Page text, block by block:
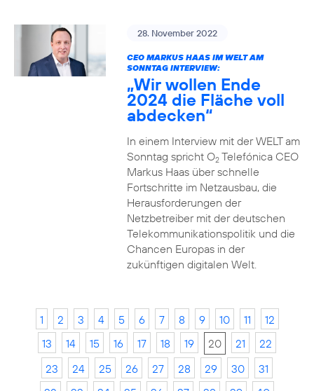
28. November 2022
CEO MARKUS HAAS IM WELT AM
SONNTAG INTERVIEW:
„Wir wollen Ende
2024 die Fläche voll
abdecken“
In einem Interview mit der WELT am
Sonntag spricht O2Telefónica CEO
Markus Haas über schnelle
Fortschritte im Netzausbau, die
Herausforderungen der
Netzbetreiber mit der deutschen
Telekommunikationspolitik und die
Chancen Europas in der
zukünftigen digitalen Welt.
1 2 3 4 5 6 7 8 9 10 11
12
13
14 15 16 17 18 19 20 21
22
23
24 25 26 27 28 29 30
31